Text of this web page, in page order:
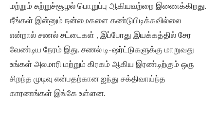
மற்றும் சுற்றுச்சூழல் பொறுப்பு ஆகியவற்றை இணைக்கிறது.
நீங்கள் இன்னும் நன்மைகளை கண்டுபிடிக்கவில்லை
என்றால் சணல் சட்டைகள் , இப்போது இயக்கத்தில் சேர
வேண்டிய நேரம் இது. சணல் டி-ஷர்ட்டுகளுக்கு மாறுவது
உங்கள் அலமாரி மற்றும் கிரகம் ஆகிய இரண்டிற்கும் ஒரு
சிறந்த முடிவு என்பதற்கான ஐந்து சக்திவாய்ந்த
காரணங்கள் இங்கே உள்ளன.